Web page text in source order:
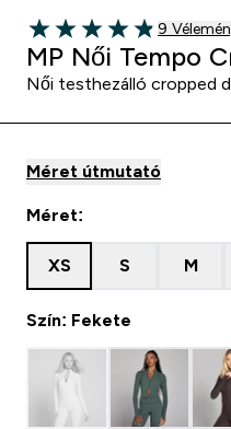
4.89 out of 5 stars
9
9
MP Női Tempo
Női testhezálló cropped
Méret útmutató
Méret:
XS S M
Szín: Fekete